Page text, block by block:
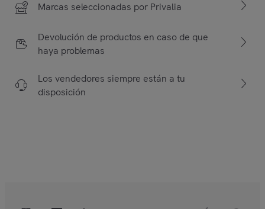
Marcas seleccionadas por Privalia
Devolución de productos en caso de que
haya problemas
Los vendedores siempre están a tu
disposición